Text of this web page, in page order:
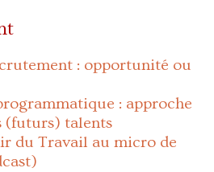
: opportunité ou
: approche
(futurs) talents
du Travail au micro de